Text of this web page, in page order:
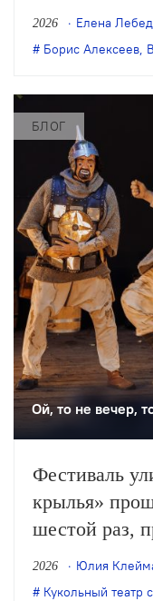
он все
постоянного
искусства.
главные
театра.
2026
Елена
Борис Алексеев,
БЛОГ
Ой, то не вечер,
Фестиваль
крылья»
шестой раз,
одной
выращенной
2026
Юлия
Кукольный театр